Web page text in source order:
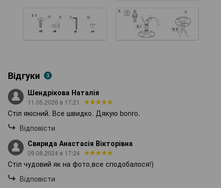
Відгуки 3
Шендрікова Наталія
11.05.2026 в 17:21
Стіл якісний. Все швидко. Дякую bonro.
Відповісти
Свирида Анастасія Вікторівна
09.08.2024 в 17:24
Стіл чудовий як на фото,все сподобалося!)
Відповісти